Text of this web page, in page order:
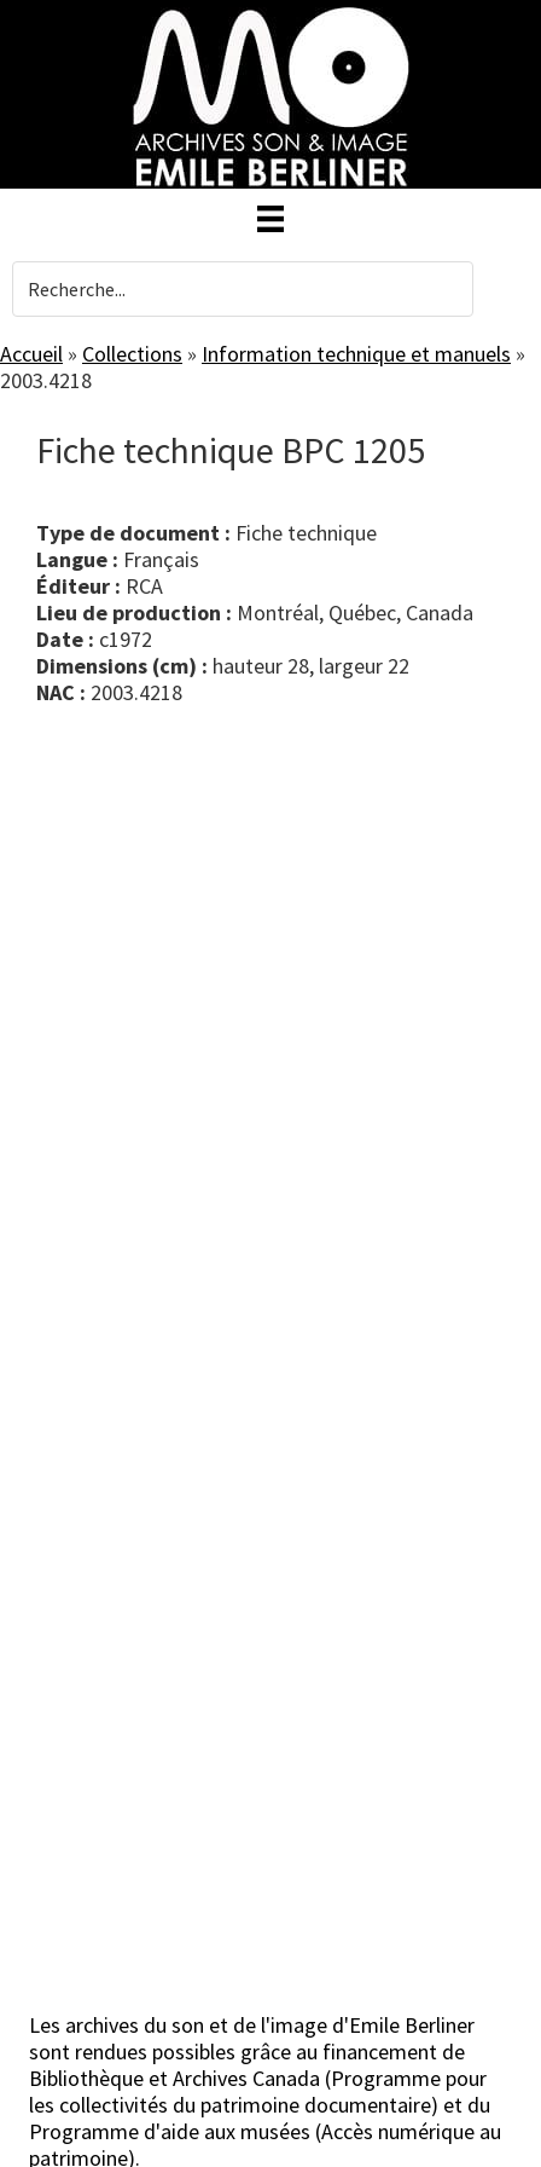
Accueil » Collections » Information technique et manuels »
2003.4218
Fiche technique BPC 1205
Type de document :
fiche technique
Langue : Français
Éditeur : RCA
Lieu de production : Montréal, Québec, Canada
Date : c1972
Dimensions (cm) : hauteur 28, largeur 22
NAC : 2003.4218
Les archives du son et de l'image d'Emile Berliner
sont rendues possibles grâce au financement de
Bibliothèque et Archives Canada (Programme pour
les collectivités du patrimoine documentaire) et du
Programme d'aide aux musées (Accès numérique au
patrimoine).